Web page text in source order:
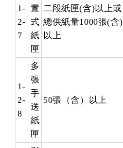
1-
2-
7
置
式
紙
匣
二段紙匣(含)以上或
總供紙量1000張(含)
以上
1-
2-
8
多
張
手
送
紙
匣
50張（含）以上